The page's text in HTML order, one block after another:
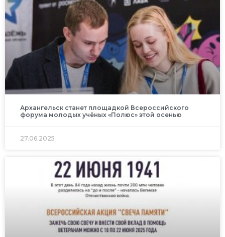
Архангельск станет площадкой Всероссийского
форума молодых учёных «Полюс» этой осенью
27.06.2025